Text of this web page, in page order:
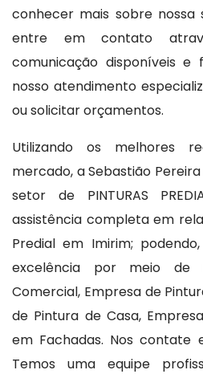
conhecer mais sobre nossa
entre em contato
comunicação disponíveis
nosso atendimento
ou solicitar orçamentos.
Utilizando os melhores
mercado, a Sebastião
setor de PINTURAS
assistência completa em
Predial em Imirim;
excelência por meio de
Comercial, Empresa de
de Pintura de Casa,
em Fachadas. Nos contate
Temos uma equipe